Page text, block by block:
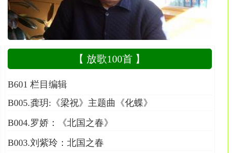
【 放歌100首 】
B601 栏目编辑
B005.龚玥:《梁祝》主题曲《化蝶》
B004.罗娇：《北国之春》
B003.刘紫玲：北国之春